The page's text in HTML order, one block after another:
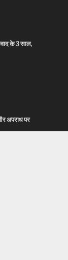
के 3 साल,
अपराध पर